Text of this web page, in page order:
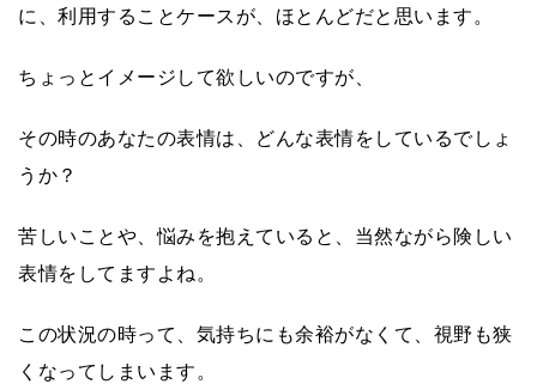
に、利用することケースが、ほとんどだと思います。
ちょっとイメージして欲しいのですが、
その時のあなたの表情は、どんな表情をしているでしょ
うか？
苦しいことや、悩みを抱えていると、当然ながら険しい
表情をしてますよね。
この状況の時って、気持ちにも余裕がなくて、視野も狭
くなってしまいます。